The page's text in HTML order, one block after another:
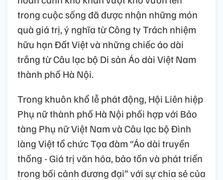
trong cuộc sống đã được nhận những món
quà giá trị, ý nghĩa từ Công ty Trách nhiệm
hữu hạn Đất Việt và những chiếc áo dài
trắng từ Câu lạc bộ Di sản Áo dài Việt Nam
thành phố Hà Nội.
Trong khuôn khổ lễ phát động, Hội Liên hiệp
Phụ nữ thành phố Hà Nội phối hợp với Bảo
tàng Phụ nữ Việt Nam và Câu lạc bộ Đình
làng Việt tổ chức Tọa đàm “Áo dài truyền
thống - Giá trị văn hóa, bảo tồn và phát triển
trong bối cảnh đương đại” với sự chia sẻ của